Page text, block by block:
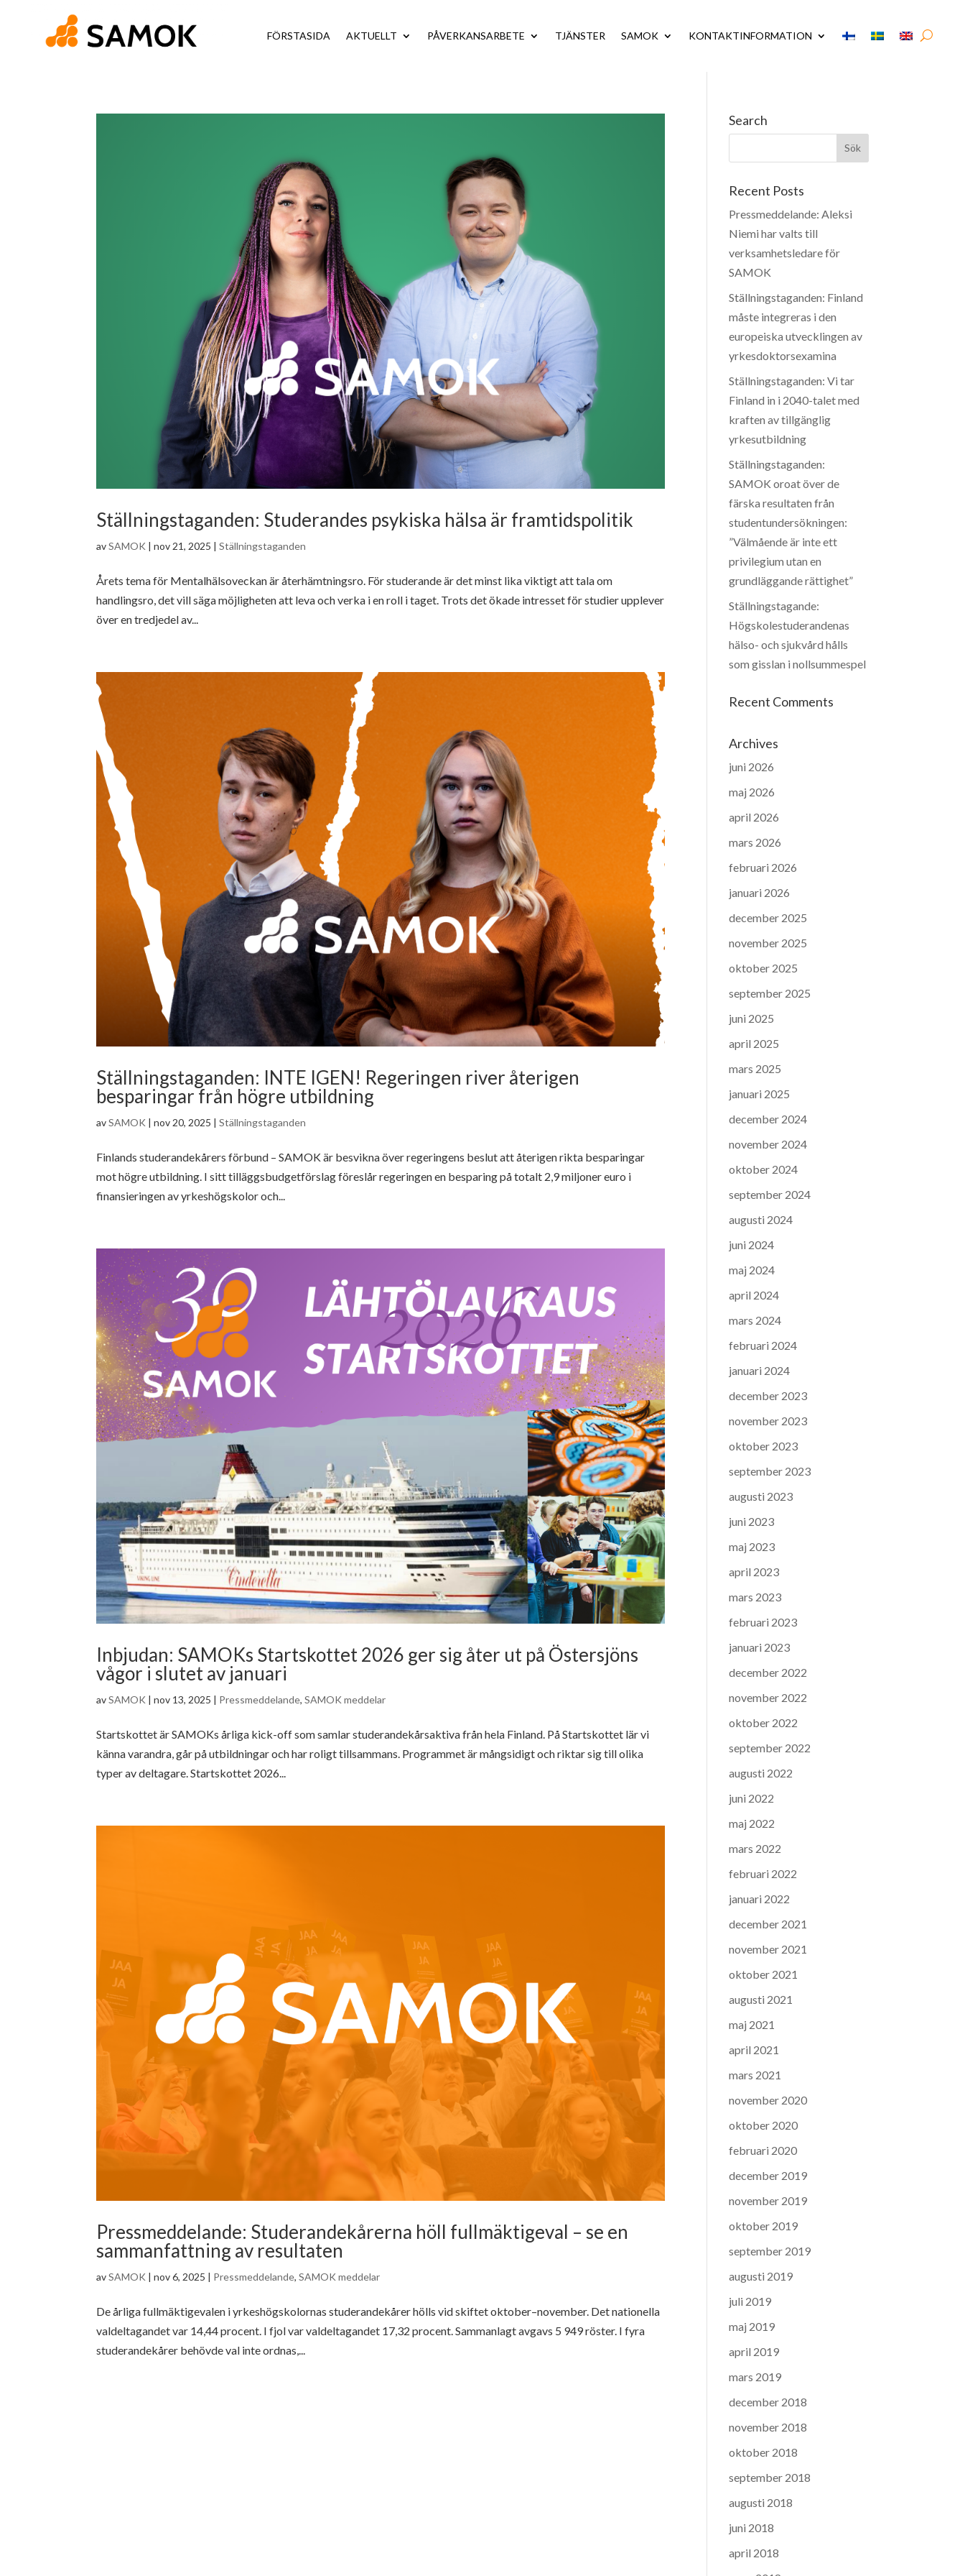
FÖRSTASIDA AKTUELLT PÅVERKANSARBETE TJÄNSTER SAMOK KONTAKTINFORMATION
Ställningstaganden: Studerandes psykiska hälsa är framtidspolitik
avSAMOK |nov 21, 2025 |Ställningstaganden
Årets tema för Mentalhälsoveckan är återhämtningsro. För studerande är det minst lika viktigt att tala om
handlingsro, det vill säga möjligheten att leva och verka i en roll i taget. Trots det ökade intresset för studier upplever
över en tredjedel av...
Ställningstaganden: INTE IGEN! Regeringen river återigen
besparingar från högre utbildning
avSAMOK |nov 20, 2025 |Ställningstaganden
Finlands studerandekårers förbund – SAMOK är besvikna över regeringens beslut att återigen rikta besparingar
mot högre utbildning. I sitt tilläggsbudgetförslag föreslår regeringen en besparing på totalt 2,9 miljoner euro i
finansieringen av yrkeshögskolor och...
Inbjudan: SAMOKs Startskottet 2026 ger sig åter ut på Östersjöns
vågor i slutet av januari
avSAMOK |nov 13, 2025 | Pressmeddelande,SAMOK meddelar
Startskottet är SAMOKs årliga kick-off som samlar studerandekårsaktiva från hela Finland. På Startskottet lär vi
känna varandra, går på utbildningar och har roligt tillsammans. Programmet är mångsidigt och riktar sig till olika
typer av deltagare. Startskottet 2026...
Pressmeddelande: Studerandekårerna höll fullmäktigeval – se en
sammanfattning av resultaten
avSAMOK |nov 6, 2025 | Pressmeddelande,SAMOK meddelar
De årliga fullmäktigevalen i yrkeshögskolornas studerandekårer hölls vid skiftet oktober–november. Det nationella
valdeltagandet var 14,44 procent. I fjol var valdeltagandet 17,32 procent. Sammanlagt avgavs 5 949 röster. I fyra
studerandekårer behövde val inte ordnas,...
Search
Recent Posts
Pressmeddelande: Aleksi
Niemi har valts till
verksamhetsledare för
SAMOK
Ställningstaganden: Finland
måste integreras i den
europeiska utvecklingen av
yrkesdoktorsexamina
Ställningstaganden: Vi tar
Finland in i 2040-talet med
kraften av tillgänglig
yrkesutbildning
Ställningstaganden:
SAMOK oroat över de
färska resultaten från
studentundersökningen:
”Välmående är inte ett
privilegium utan en
grundläggande rättighet”
Ställningstagande:
Högskolestuderandenas
hälso- och sjukvård hålls
som gisslan i nollsummespel
Recent Comments
Archives
juni 2026
maj 2026
april 2026
mars 2026
februari 2026
januari 2026
december 2025
november 2025
oktober 2025
september 2025
juni 2025
april 2025
mars 2025
januari 2025
december 2024
november 2024
oktober 2024
september 2024
augusti 2024
juni 2024
maj 2024
april 2024
mars 2024
februari 2024
januari 2024
december 2023
november 2023
oktober 2023
september 2023
augusti 2023
juni 2023
maj 2023
april 2023
mars 2023
februari 2023
januari 2023
december 2022
november 2022
oktober 2022
september 2022
augusti 2022
juni 2022
maj 2022
mars 2022
februari 2022
januari 2022
december 2021
november 2021
oktober 2021
augusti 2021
maj 2021
april 2021
mars 2021
november 2020
oktober 2020
februari 2020
december 2019
november 2019
oktober 2019
september 2019
augusti 2019
juli 2019
maj 2019
april 2019
mars 2019
december 2018
november 2018
oktober 2018
september 2018
augusti 2018
juni 2018
april 2018